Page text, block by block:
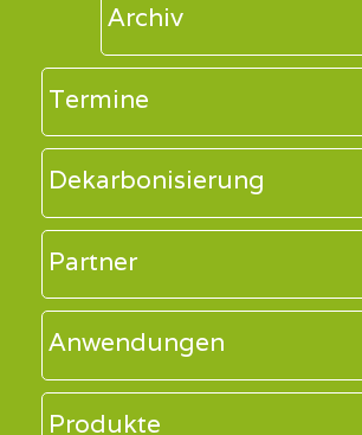
Archiv
Termine
Dekarbonisierung
Partner
Anwendungen
Produkte